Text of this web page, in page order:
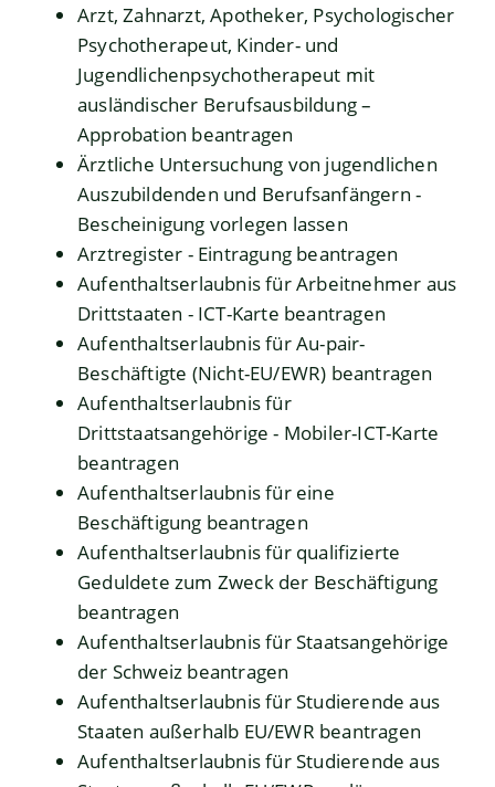
Arzt, Zahnarzt, Apotheker, Psychologischer
Psychotherapeut, Kinder- und
Jugendlichenpsychotherapeut mit
ausländischer Berufsausbildung –
Approbation beantragen
Ärztliche Untersuchung von jugendlichen
Auszubildenden und Berufsanfängern -
Bescheinigung vorlegen lassen
Arztregister - Eintragung beantragen
Aufenthaltserlaubnis für Arbeitnehmer aus
Drittstaaten - ICT-Karte beantragen
Aufenthaltserlaubnis für Au-pair-
Beschäftigte (Nicht-EU/EWR) beantragen
Aufenthaltserlaubnis für
Drittstaatsangehörige - Mobiler-ICT-Karte
beantragen
Aufenthaltserlaubnis für eine
Beschäftigung beantragen
Aufenthaltserlaubnis für qualifizierte
Geduldete zum Zweck der Beschäftigung
beantragen
Aufenthaltserlaubnis für Staatsangehörige
der Schweiz beantragen
Aufenthaltserlaubnis für Studierende aus
Staaten außerhalb EU/EWR beantragen
Aufenthaltserlaubnis für Studierende aus